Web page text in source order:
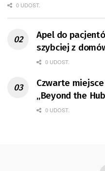
0 UDOST.
Apel do
szybciej z
0 UDOST.
Czwarte
„Beyond the
0 UDOST.